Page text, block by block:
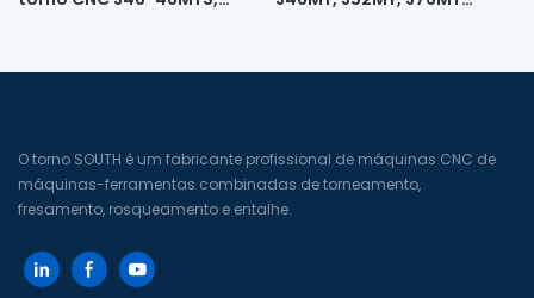
direto de alta velocidade
O torno SOUTH é um fabricante profissional de máquinas CNC de
máquinas-ferramentas combinadas de torneamento,
fresamento, rosqueamento e entalhe.